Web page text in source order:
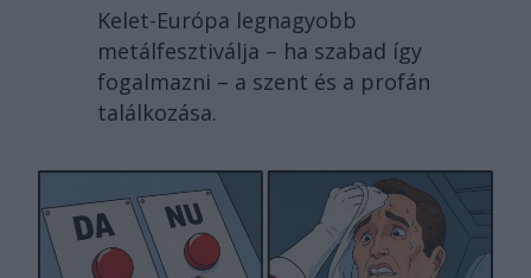
Kelet-Európa legnagyobb
metálfesztiválja – ha szabad így
fogalmazni – a szent és a profán
találkozása.